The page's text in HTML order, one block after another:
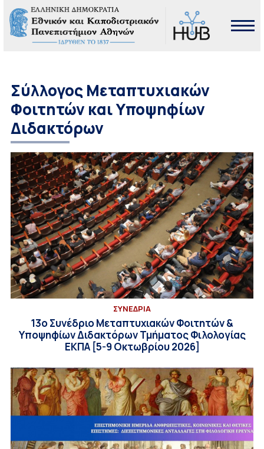
Σύλλογος Μεταπτυχιακών
Φοιτητών και Υποψηφίων
Διδακτόρων
ΣΥΝΕΔΡΙΑ
13ο Συνέδριο Μεταπτυχιακών Φοιτητών &
Υποψηφίων Διδακτόρων Τμήματος Φιλολογίας
ΕΚΠΑ [5-9 Οκτωβρίου 2026]